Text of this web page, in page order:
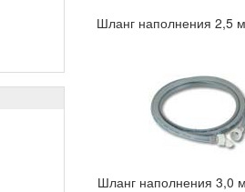
Шланг наполнения 2,5
Шланг наполнения 3,0